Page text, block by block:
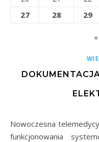
27 28 29
Nowoczesna telemedycyna stała się jednym z elementów
funkcjonowania